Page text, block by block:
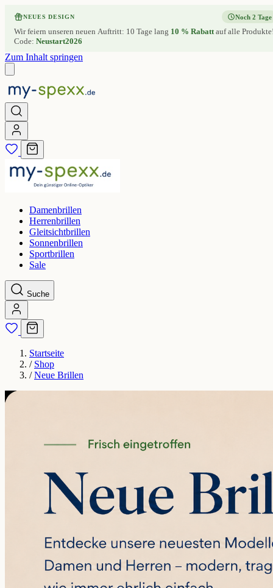
NEUES DESIGN
Wir feiern unseren neuen Auftritt: 10 Tage lang 10 % Rabattauf alle
Code: Neustart2026
Noch 2 Tage
Zum Inhalt springen
Damenbrillen
Herrenbrillen
Gleitsichtbrillen
Sonnenbrillen
Sportbrillen
Sale
Suche
Startseite
/ Shop
/ Neue Brillen